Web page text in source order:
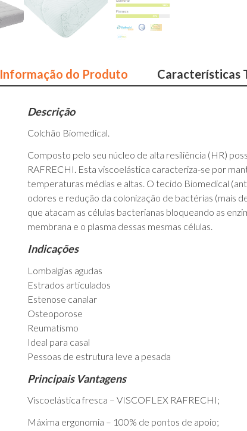
Informação do Produto Características
Descrição
Colchão Biomedical.
Composto pelo seu núcleo de alta resiliência (HR)
RAFRECHI. Esta viscoelástica caracteriza-se por
temperaturas médias e altas. O tecido Biomedical
odores e redução da colonização de bactérias (mais
que atacam as células bacterianas bloqueando as
membrana e o plasma dessas mesmas células.
Indicações
Lombalgias agudas
Estrados articulados
Estenose canalar
Osteoporose
Reumatismo
Ideal para casal
Pessoas de estrutura leve a pesada
Principais Vantagens
Viscoelástica fresca – VISCOFLEX RAFRECHI;
Máxima ergonomia – 100% de pontos de apoio;